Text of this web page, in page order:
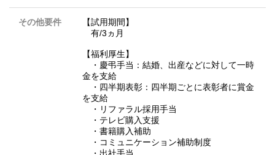
その他要件
【試用期間】
有/3ヵ月
【福利厚生】
・慶弔手当：結婚、出産などに対して一時
金を支給
・四半期表彰：四半期ごとに表彰者に賞金
を支給
・リファラル採用手当
・テレビ購⼊支援
・書籍購入補助
・コミュニケーション補助制度
・出社手当